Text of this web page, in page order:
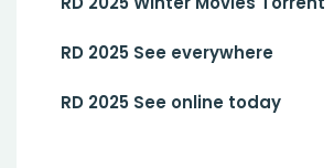
RD 2025 See everywhere
RD 2025 See online today